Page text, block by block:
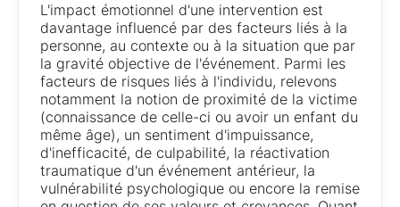
L'impact émotionnel d'une intervention est
davantage influencé par des facteurs liés à la
personne, au contexte ou à la situation que par
la gravité objective de l'événement. Parmi les
facteurs de risques liés à l'individu, relevons
notamment la notion de proximité de la victime
(connaissance de celle-ci ou avoir un enfant du
même âge), un sentiment d'impuissance,
d'inefficacité, de culpabilité, la réactivation
traumatique d'un événement antérieur, la
vulnérabilité psychologique ou encore la remise